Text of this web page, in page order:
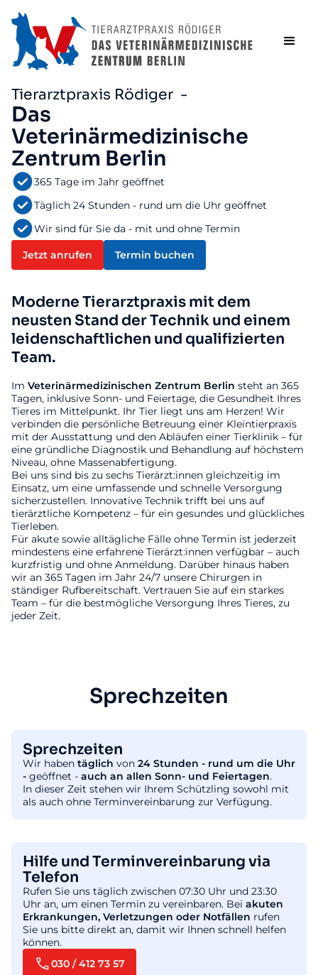
Tierarztpraxis Rödiger -
Das
Veterinärmedizinische
Zentrum Berlin
365 Tage im Jahr geöffnet
Täglich 24 Stunden - rund um die Uhr geöffnet
Wir sind für Sie da - mit und ohne Termin
Jetzt anrufen Termin buchen
Moderne Tierarztpraxis mit dem
neusten Stand der Technik und einem
leidenschaftlichen und qualifizierten
Team.
Im Veterinärmedizinischen Zentrum Berlin steht an 365
Tagen, inklusive Sonn- und Feiertage, die Gesundheit Ihres
Tieres im Mittelpunkt. Ihr Tier liegt uns am Herzen! Wir
verbinden die persönliche Betreuung einer Kleintierpraxis
mit der Ausstattung und den Abläufen einer Tierklinik – für
eine gründliche Diagnostik und Behandlung auf höchstem
Niveau, ohne Massenabfertigung.
Bei uns sind bis zu sechs Tierärzt:innen gleichzeitig im
Einsatz, um eine umfassende und schnelle Versorgung
sicherzustellen. Innovative Technik trifft bei uns auf
tierärztliche Kompetenz – für ein gesundes und glückliches
Tierleben.
Für akute sowie alltägliche Fälle ohne Termin ist jederzeit
mindestens eine erfahrene Tierärzt:innen verfügbar – auch
kurzfristig und ohne Anmeldung. Darüber hinaus haben
wir an 365 Tagen im Jahr 24/7 unsere Chirurgen in
ständiger Rufbereitschaft. Vertrauen Sie auf ein starkes
Team – für die bestmögliche Versorgung Ihres Tieres, zu
jeder Zeit.
Sprechzeiten
Sprechzeiten
Wir haben täglich von 24 Stunden - rund um die Uhr
- geöffnet - auch an allen Sonn- und Feiertagen.
In dieser Zeit stehen wir Ihrem Schützling sowohl mit
als auch ohne Terminvereinbarung zur Verfügung.
Hilfe und Terminvereinbarung via
Telefon
Rufen Sie uns täglich zwischen 07:30 Uhr und 23:30
Uhr an, um einen Termin zu vereinbaren. Bei akuten
Erkrankungen, Verletzungen oder Notfällen rufen
Sie uns bitte direkt an, damit wir Ihnen schnell helfen
können.
030 / 412 73 57